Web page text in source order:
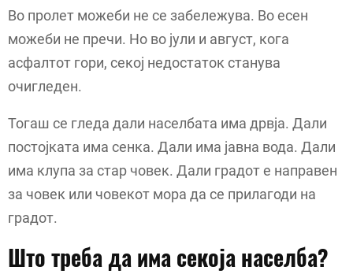
Во пролет можеби не се забележува. Во есен
можеби не пречи. Но во јули и август, кога
асфалтот гори, секој недостаток станува
очигледен.
Тогаш се гледа дали населбата има дрвја. Дали
постојката има сенка. Дали има јавна вода. Дали
има клупа за стар човек. Дали градот е направен
за човек или човекот мора да се прилагоди на
градот.
Што треба да има секоја населба?